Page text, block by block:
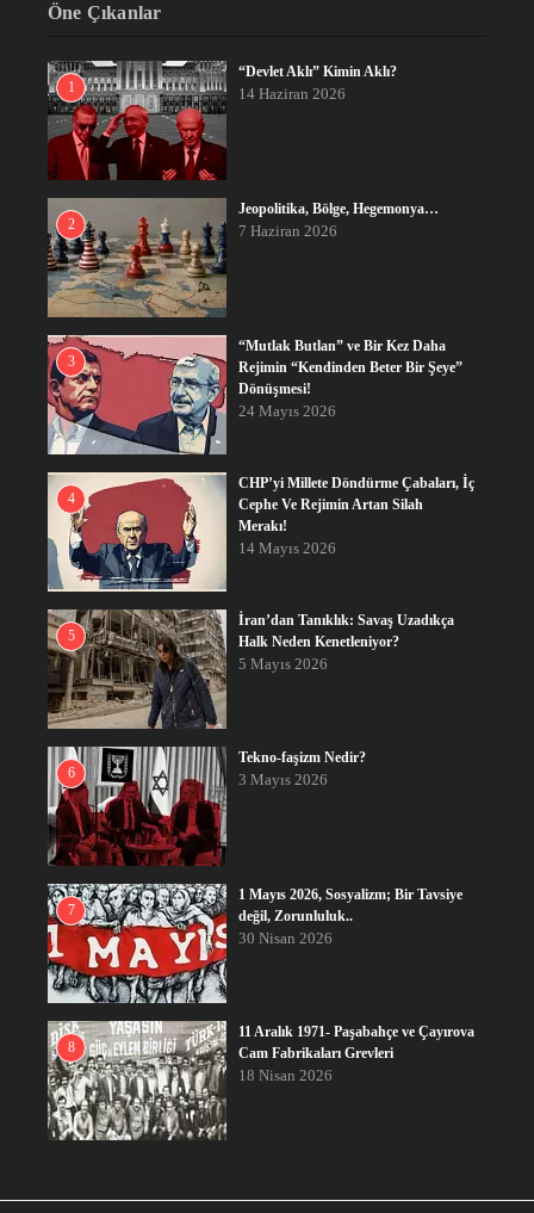
Öne Çıkanlar
1
“Devlet Aklı” Kimin Aklı?
14 Haziran 2026
2
Jeopolitika, Bölge, Hegemonya…
7 Haziran 2026
3
“Mutlak Butlan” ve Bir Kez Daha
Rejimin “Kendinden Beter Bir Şeye”
Dönüşmesi!
24 Mayıs 2026
4
CHP’yi Millete Döndürme Çabaları, İç
Cephe Ve Rejimin Artan Silah
Merakı!
14 Mayıs 2026
5
İran’dan Tanıklık: Savaş Uzadıkça
Halk Neden Kenetleniyor?
5 Mayıs 2026
6
Tekno-faşizm Nedir?
3 Mayıs 2026
7
1 Mayıs 2026, Sosyalizm; Bir Tavsiye
değil, Zorunluluk..
30 Nisan 2026
8
11 Aralık 1971- Paşabahçe ve Çayırova
Cam Fabrikaları Grevleri
18 Nisan 2026